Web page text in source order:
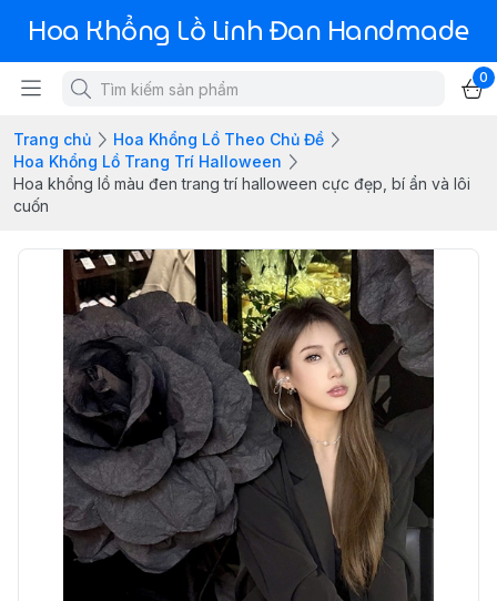
Hoa Khổng Lồ Linh Đan Handmade
0
Trang chủ
Hoa Khổng Lồ Theo Chủ Đề
Hoa Khổng Lồ Trang Trí Halloween
Hoa khổng lồ màu đen trang trí halloween cực đẹp, bí ẩn và lôi
cuốn